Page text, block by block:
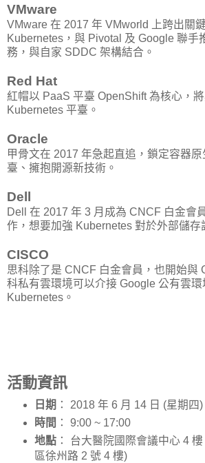
VMware
VMware 在 2017 年 VMworld 上跨出關
Kubernetes，與 Pivotal 及 Google 聯手
務，與自家 SDDC 架構結合。
Red Hat
紅帽以 PaaS 平臺 OpenShift 為核心，
Kubernetes 平臺。
Oracle
甲骨文在 2017 年急起直追，鎖定容器
臺、擁抱開源新技術。
Dell
Dell 在 2017 年 3 月成為 CNCF 白金會
作，想要加強 Kubernetes 對於外部儲存
CISCO
思科除了是 CNCF 白金會員，也開始與
科私有雲環境可以介接 Google 公有雲環
Kubernetes。
活動資訊
日期 ： 2018 年 6 月 14 日 (星期四)
時間 ： 9:00 ~ 17:00
地點： 台大醫院國際會議中心 4
區徐州路 2 號 4 樓)